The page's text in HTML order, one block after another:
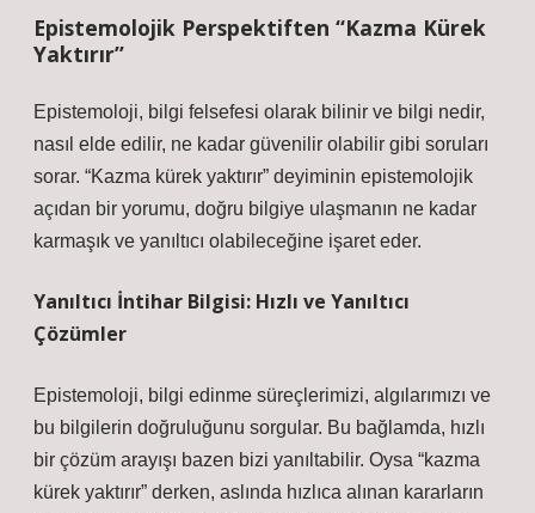
Epistemolojik Perspektiften “Kazma Kürek
Yaktırır”
Epistemoloji, bilgi felsefesi olarak bilinir ve bilgi nedir,
nasıl elde edilir, ne kadar güvenilir olabilir gibi soruları
sorar. “Kazma kürek yaktırır” deyiminin epistemolojik
açıdan bir yorumu, doğru bilgiye ulaşmanın ne kadar
karmaşık ve yanıltıcı olabileceğine işaret eder.
Yanıltıcı İntihar Bilgisi: Hızlı ve Yanıltıcı
Çözümler
Epistemoloji, bilgi edinme süreçlerimizi, algılarımızı ve
bu bilgilerin doğruluğunu sorgular. Bu bağlamda, hızlı
bir çözüm arayışı bazen bizi yanıltabilir. Oysa “kazma
kürek yaktırır” derken, aslında hızlıca alınan kararların